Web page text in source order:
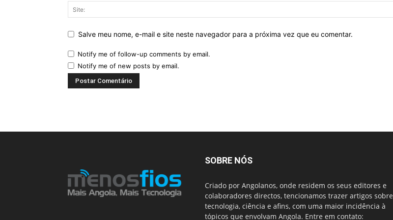
Salve meu nome, e-mail e site neste navegador para a próxima vez que eu comentar.
Notify me of follow-up comments by email.
Notify me of new posts by email.
SOBRE NÓS
Criado por Angolanos, onde residem os seus editores e
colaboradores directos, tencionamos trazer artigos sobre
tecnologia, ciência e afins, com uma maior incidência à
tópicos que envolvam Angola. Entre em contato: